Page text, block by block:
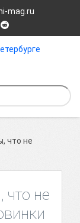
mag.ru
что не
что не